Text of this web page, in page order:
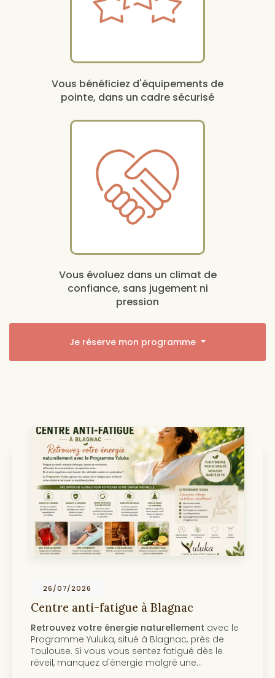
Vous bénéficiez d'équipements de
pointe, dans un cadre sécurisé
Vous évoluez dans un climat de
confiance, sans jugement ni
pression
Je réserve mon programme
avec le
près de
fatigué dès le
une…
Centre anti-âge et
Toulouse
Découvrez notre
beauté de la peau Au
centre Yuluka vous